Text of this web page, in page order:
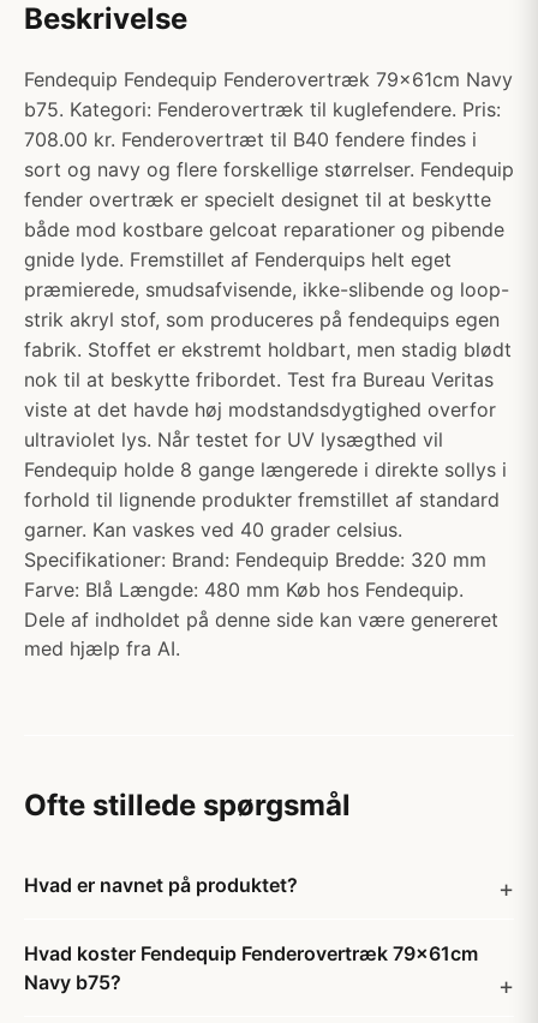
Beskrivelse
Fendequip Fendequip Fenderovertræk 79x61cm Navy
b75. Kategori: Fenderovertræk til kuglefendere. Pris:
708.00 kr. Fenderovertræt til B40 fendere findes i
sort og navy og flere forskellige størrelser. Fendequip
fender overtræk er specielt designet til at beskytte
både mod kostbare gelcoat reparationer og pibende
gnide lyde. Fremstillet af Fenderquips helt eget
præmierede, smudsafvisende, ikke-slibende og loop-
strik akryl stof, som produceres på fendequips egen
fabrik. Stoffet er ekstremt holdbart, men stadig blødt
nok til at beskytte fribordet. Test fra Bureau Veritas
viste at det havde høj modstandsdygtighed overfor
ultraviolet lys. Når testet for UV lysægthed vil
Fendequip holde 8 gange længerede i direkte sollys i
forhold til lignende produkter fremstillet af standard
garner. Kan vaskes ved 40 grader celsius.
Specifikationer: Brand: Fendequip Bredde: 320 mm
Farve: Blå Længde: 480 mm Køb hos Fendequip.
Dele af indholdet på denne side kan være genereret
med hjælp fra AI.
Ofte stillede spørgsmål
Hvad er navnet på produktet?
Hvad koster Fendequip Fenderovertræk 79x61cm
Navy b75?